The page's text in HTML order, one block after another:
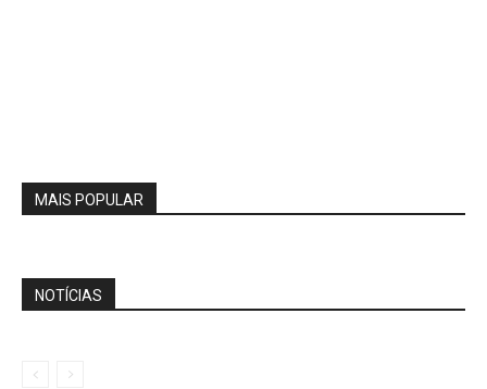
MAIS POPULAR
NOTÍCIAS